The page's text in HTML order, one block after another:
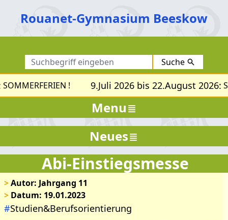
Rouanet-Gymnasium Beeskow
Suche
! 9.Juli 2026 bis 22.August 2026:
Menu
Abi-Einstiegsmesse
>Autor: Jahrgang 11
> Datum: 19.01.2023
#Studien&Berufsorientierung
Neues